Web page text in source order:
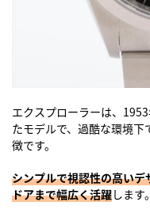
エクスプローラーは、
たモデルで、過酷な環境
徴です。
シンプルで視認性の高い
ドアまで幅広く活躍します。